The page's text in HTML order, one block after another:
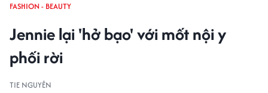
FASHION - BEAUTY
Jennie lại 'hở bạo' với mốt nội y
phối rời
TIE NGUYÊN